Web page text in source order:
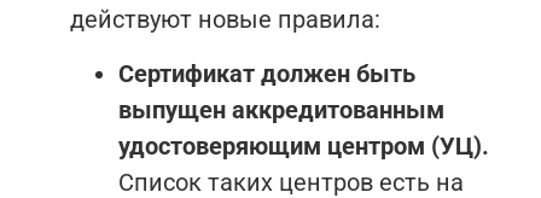
действуют новые правила:
Сертификат должен быть
выпущен аккредитованным
удостоверяющим центром (УЦ).
Список таких центров есть на